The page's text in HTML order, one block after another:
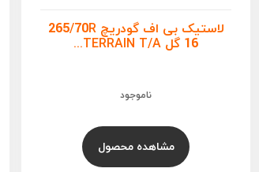
لاستیک بی اف گودریچ 265/70R
16 گل TERRAIN T/A...
ناموجود
مشاهده محصول